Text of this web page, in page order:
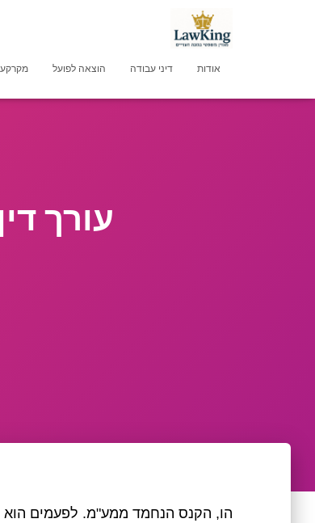
אודות דיני עבודה הוצאה לפועל
עורך
הו, הקנס הנחמד ממע"מ. לפעמים הוא